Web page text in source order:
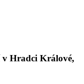
v Hradci Králové,